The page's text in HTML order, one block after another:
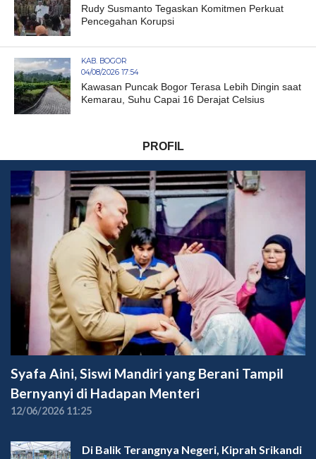
Rudy Susmanto Tegaskan Komitmen Perkuat
Pencegahan Korupsi
KAB. BOGOR
04/08/2026 17:54
Kawasan Puncak Bogor Terasa Lebih Dingin saat
Kemarau, Suhu Capai 16 Derajat Celsius
PROFIL
Syafa Aini, Siswi Mandiri yang Berani Tampil
Bernyanyi di Hadapan Menteri
12/06/2026 11:25
Di Balik Terangnya Negeri, Kiprah Srikandi